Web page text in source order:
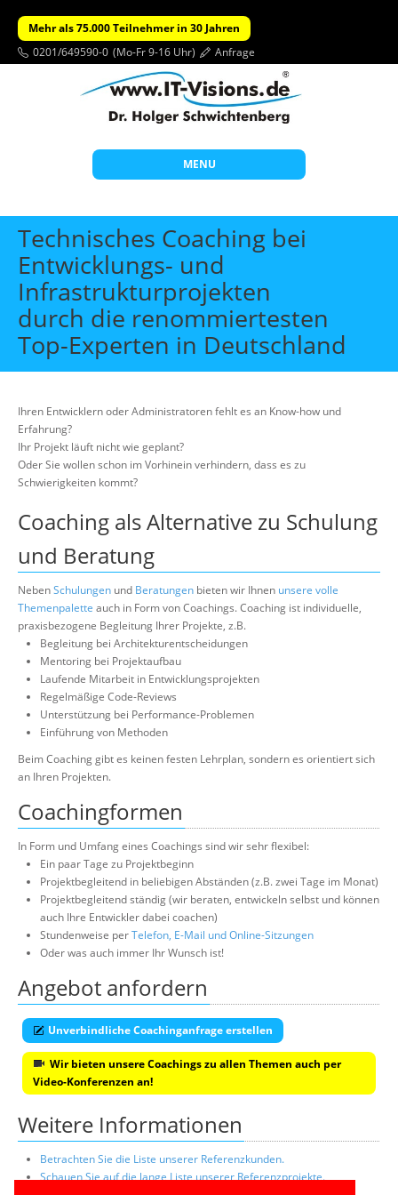
Mehr als 75.000 Teilnehmer in 30 Jahren
0201/649590-0 (Mo-Fr 9-16 Uhr) Anfrage
MENU
Start
Themen
Beratung
Individuelle Schulungen
Offene Seminare
Über uns
Suche
Technisches Coaching bei
Entwicklungs- und
Infrastrukturprojekten
durch die renommiertesten
Top-Experten in Deutschland
Ihren Entwicklern oder Administratoren fehlt es an Know-how und
Erfahrung?
Ihr Projekt läuft nicht wie geplant?
Oder Sie wollen schon im Vorhinein verhindern, dass es zu
Schwierigkeiten kommt?
Coaching als Alternative zu Schulung
und Beratung
NebenSchulungen und Beratungen bieten wir Ihnen unsere volle
Themenpalette auch in Form von Coachings. Coaching ist individuelle,
praxisbezogene Begleitung Ihrer Projekte, z.B.
Begleitung bei Architekturentscheidungen
Mentoring bei Projektaufbau
Laufende Mitarbeit in Entwicklungsprojekten
Regelmäßige Code-Reviews
Unterstützung bei Performance-Problemen
Einführung von Methoden
Beim Coaching gibt es keinen festen Lehrplan, sondern es orientiert sich
an Ihren Projekten.
Coachingformen
In Form und Umfang eines Coachings sind wir sehr flexibel:
Ein paar Tage zu Projektbeginn
Projektbegleitend in beliebigen Abständen (z.B. zwei Tage im Monat)
Projektbegleitend ständig (wir beraten, entwickeln selbst und können
auch Ihre Entwickler dabei coachen)
Stundenweise perTelefon, E-Mail und Online-Sitzungen
Oder was auch immer Ihr Wunsch ist!
Angebot anfordern
Unverbindliche Coachinganfrage erstellen
Wir bieten unsere Coachings zu allen Themen auch per
Video-Konferenzen an!
Weitere Informationen
Betrachten Sie die Liste unserer Referenzkunden.
Schauen Sie auf die lange Liste unserer Referenzprojekte.